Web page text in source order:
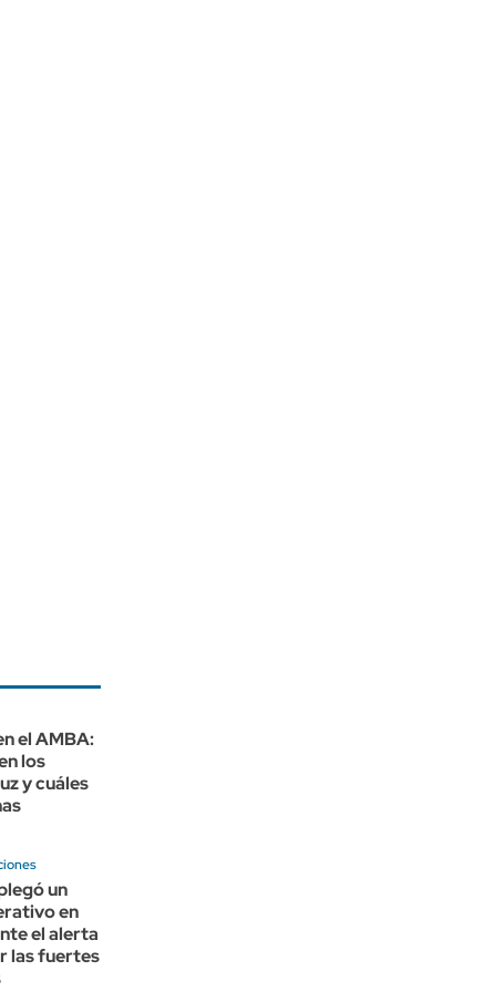
el AMBA:
los
y cuáles
un
en
el alerta
las fuertes